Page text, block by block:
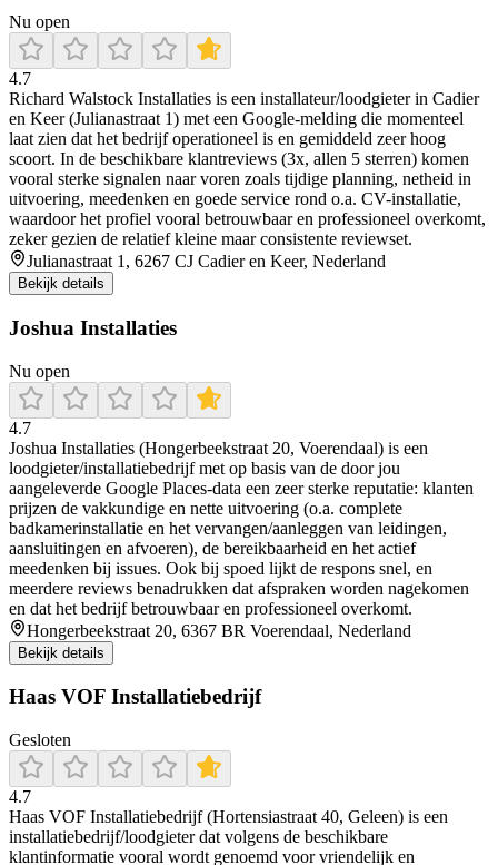
Nu open
4.7
Richard Walstock Installaties is een installateur/loodgieter in Cadier
en Keer (Julianastraat 1) met een Google-melding die momenteel
laat zien dat het bedrijf operationeel is en gemiddeld zeer hoog
scoort. In de beschikbare klantreviews (3x, allen 5 sterren) komen
vooral sterke signalen naar voren zoals tijdige planning, netheid in
uitvoering, meedenken en goede service rond o.a. CV-installatie,
waardoor het profiel vooral betrouwbaar en professioneel overkomt,
zeker gezien de relatief kleine maar consistente reviewset.
Julianastraat 1, 6267 CJ Cadier en Keer, Nederland
Bekijk details
Joshua Installaties
Nu open
4.7
Joshua Installaties (Hongerbeekstraat 20, Voerendaal) is een
loodgieter/installatiebedrijf met op basis van de door jou
aangeleverde Google Places-data een zeer sterke reputatie: klanten
prijzen de vakkundige en nette uitvoering (o.a. complete
badkamerinstallatie en het vervangen/aanleggen van leidingen,
aansluitingen en afvoeren), de bereikbaarheid en het actief
meedenken bij issues. Ook bij spoed lijkt de respons snel, en
meerdere reviews benadrukken dat afspraken worden nagekomen
en dat het bedrijf betrouwbaar en professioneel overkomt.
Hongerbeekstraat 20, 6367 BR Voerendaal, Nederland
Bekijk details
Haas VOF Installatiebedrijf
Gesloten
4.7
Haas VOF Installatiebedrijf (Hortensiastraat 40, Geleen) is een
installatiebedrijf/loodgieter dat volgens de beschikbare
klantinformatie vooral wordt genoemd voor vriendelijk en